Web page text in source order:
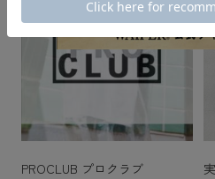
PROCLUB プロクラブ